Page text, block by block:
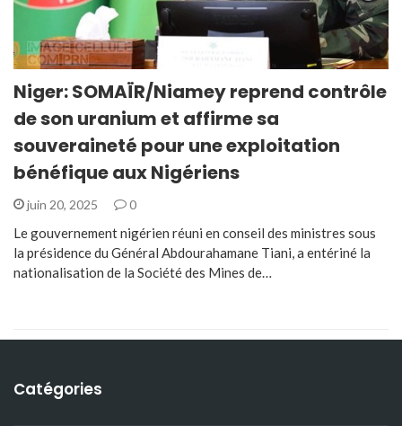
Niger: SOMAÏR/Niamey reprend contrôle
de son uranium et affirme sa
souveraineté pour une exploitation
bénéfique aux Nigériens
juin 20, 2025 0
Le gouvernement nigérien réuni en conseil des ministres sous
la présidence du Général Abdourahamane Tiani, a entériné la
nationalisation de la Société des Mines de…
Catégories